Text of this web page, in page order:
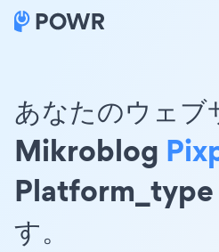
あなたのウェ
Mikroblog
Platform_type
す。